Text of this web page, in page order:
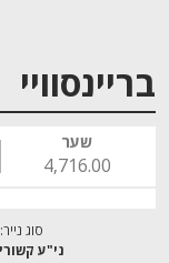
בריינסוויי
שער
4,716.00
סוג נייר: